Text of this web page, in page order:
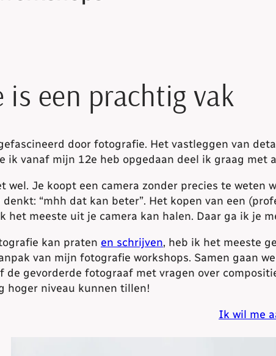
is een prachtig vak
door fotografie. Het vastleggen van
ik vanaf mijn 12e heb opgedaan deel ik graag
wel. Je koopt een camera zonder precies te weten
“mhh dat kan beter”. Het kopen van een
het meeste uit je camera kan halen. Daar ga ik je
kan praten en schrijven, heb ik het meeste
van mijn fotografie workshops. Samen gaan
de gevorderde fotograaf met vragen over
hoger niveau kunnen tillen!
Ik wil me